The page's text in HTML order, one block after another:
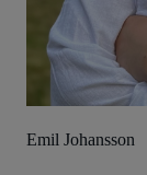
Emil Johansson